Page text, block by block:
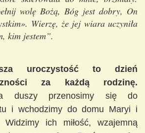
wolę Bożą, Bóg jest dobry, On
Wierzę, że jej wiara uczyniła
kim jestem”.
uroczystość to dzień
za każdą rodzinę.
duszy przenosimy się do
i wchodzimy do domu Maryi i
Widzimy ich miłość, wzajemną